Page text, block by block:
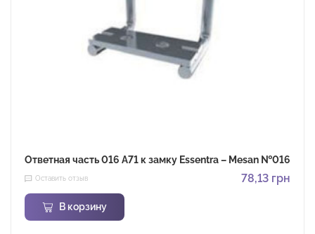
Ответная часть 016 A71 к замку Essentra – Mesan №016
Оставить отзыв 78,13 грн
В корзину